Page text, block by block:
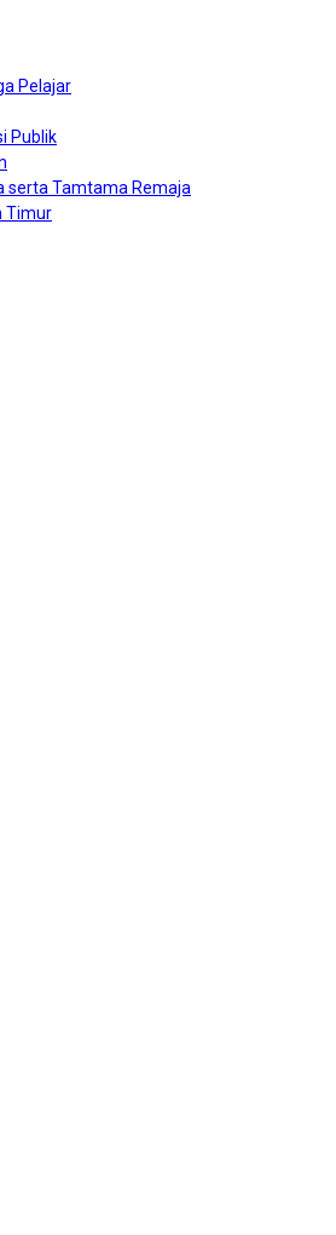
Pelajar
Publik
serta Tamtama Remaja
Timur